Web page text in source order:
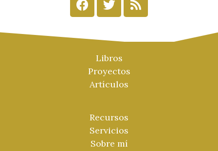
Libros
Proyectos
Artículos
Recursos
Servicios
Sobre mí